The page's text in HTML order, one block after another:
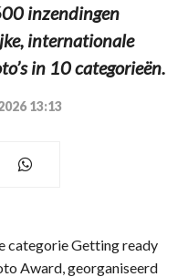
inzendingen
internationale
in 10 categorieën.
13:13
categorie Getting ready
Award, georganiseerd